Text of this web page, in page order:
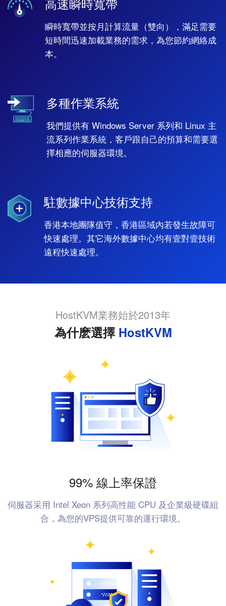
瞬時寬帶並按月計算流量（雙向），滿足需要
短時間迅速加載業務的需求，為您節約網絡成
本。
多種作業系統
我們提供有 Windows Server 系列和 Linux 主
流系列作業系統，客戶跟自己的預算和需要選
擇相應的伺服器環境。
駐數據中心技術支持
香港本地團隊值守，香港區域內若發生故障可
快速處理。其它海外數據中心均有壹對壹技術
遠程快速處理。
HostKVM業務始於2013年
為什麽選擇 HostKVM
99% 線上率保證
伺服器采用 Intel Xeon 系列高性能 CPU 及企業級硬碟組
合，為您的VPS提供可靠的運行環境。